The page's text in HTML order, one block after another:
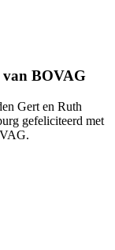
BOVAG
Gert en Ruth
gefeliciteerd met